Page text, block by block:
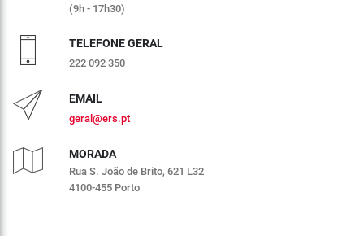
(9h - 17h30)
TELEFONE GERAL
222 092 350
EMAIL
geral@ers.pt
MORADA
Rua S. João de Brito, 621 L32
4100-455 Porto